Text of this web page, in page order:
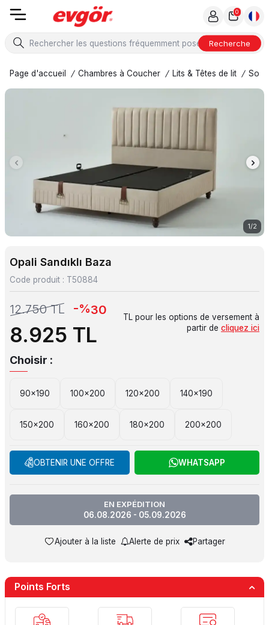
Recherche
0
Page d'accueil / Chambres à Coucher / Lits & Têtes de lit /
1/2
Opali Sandıklı Baza
Code produit : T50884
12.750TL -%30
8.925 TL
TL pour les options de versement à
partir de cliquez ici
Choisir :
90x190 100x200 120x200 140x190
150x200 160x200 180x200 200x200
OBTENIR UNE OFFRE WHATSAPP
EN EXPÉDITION
06.08.2026 - 05.09.2026
Ajouter à la liste Alerte de prix Partager
Points Forts